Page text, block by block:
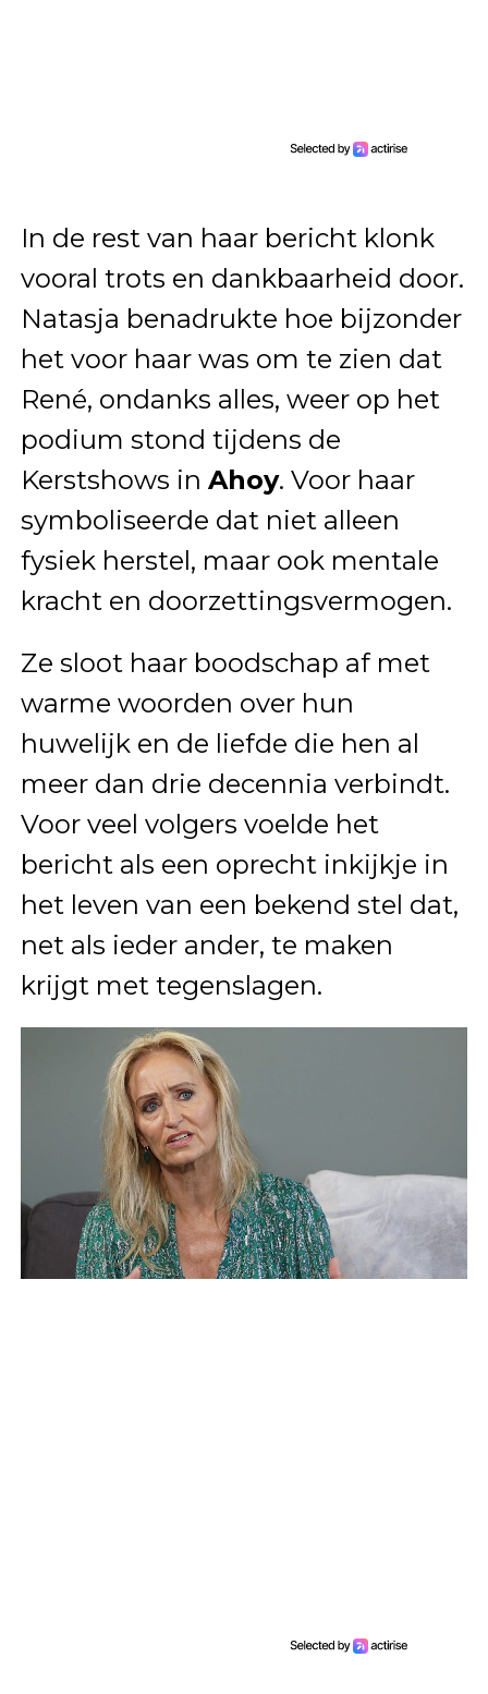
In de rest van haar bericht klonk
vooral trots en dankbaarheid door.
Natasja benadrukte hoe bijzonder
het voor haar was om te zien dat
René, ondanks alles, weer op het
podium stond tijdens de
Kerstshows in Ahoy. Voor haar
symboliseerde dat niet alleen
fysiek herstel, maar ook mentale
kracht en doorzettingsvermogen.
Ze sloot haar boodschap af met
warme woorden over hun
huwelijk en de liefde die hen al
meer dan drie decennia verbindt.
Voor veel volgers voelde het
bericht als een oprecht inkijkje in
het leven van een bekend stel dat,
net als ieder ander, te maken
krijgt met tegenslagen.